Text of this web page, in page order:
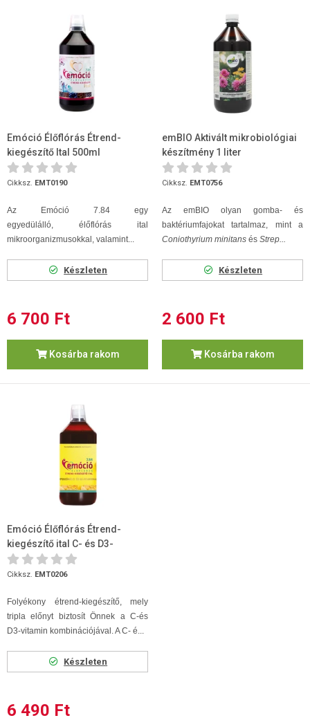
Emóció Élőflórás Étrend-
kiegészítő Ital 500ml
Cikksz. EMT0190
Az Emóció 7.84 egy
egyedülálló, élőflórás ital
mikroorganizmusokkal, valamint...
Készleten
6 700 Ft
Kosárba rakom
emBIO Aktivált mikrobiológiai
készítmény 1 liter
Cikksz. EMT0756
Az emBIO olyan gomba- és
baktériumfajokat tartalmaz, mint a
Coniothyrium minitans és Strep...
Készleten
2 600 Ft
Kosárba rakom
Emóció Élőflórás Étrend-
kiegészítő ital C- és D3-
vitaminnal 500ml
Cikksz. EMT0206
Folyékony étrend-kiegészítő, mely
tripla előnyt biztosít Önnek a C-és
D3-vitamin kombinációjával. A C- é...
Készleten
6 490 Ft